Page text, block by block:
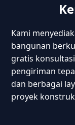
Kami
bangunan
gratis
pengiriman
dan berbagai
proyek